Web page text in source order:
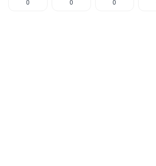
0 0 0